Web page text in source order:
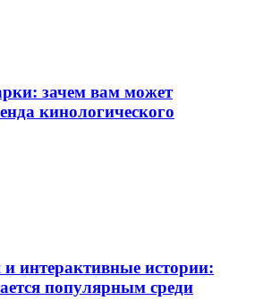
зачем вам может
кинологического
интерактивные истории:
популярным среди